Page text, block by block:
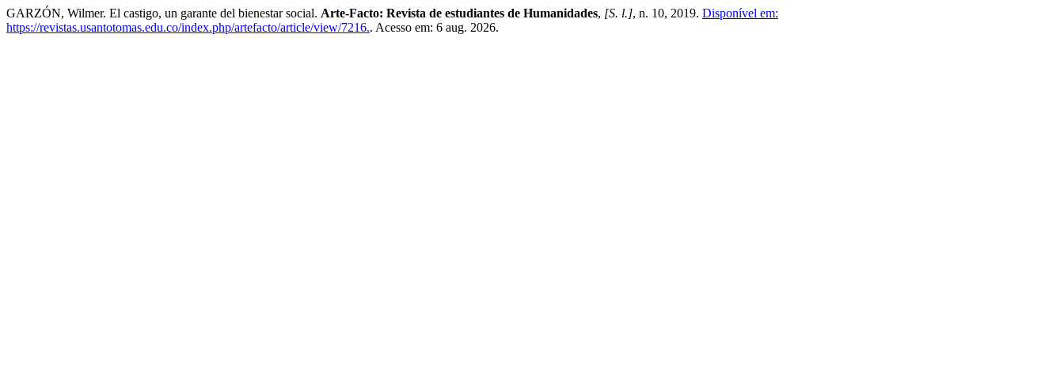
GARZÓN, Wilmer. El castigo, un garante del bienestar social. Arte-Facto: Revista de estudiantes de Humanidades, [S. l.], n. 10, 2019. Disponível em:
https://revistas.usantotomas.edu.co/index.php/artefacto/article/view/7216.. Acesso em: 6 aug. 2026.